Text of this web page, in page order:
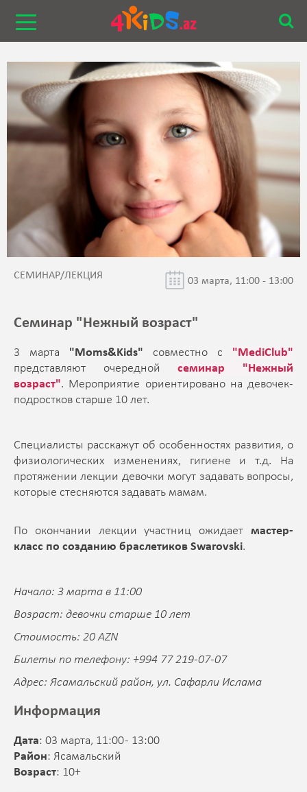
СЕМИНАР/ЛЕКЦИЯ 03 марта, 11:00 - 13:00
Семинар "Нежный возраст"
3 марта "Moms&Kids" совместно с "MediClub"
представляют очереднойсеминар "Нежный
возраст". Мероприятие ориентировано на девочек-
подростков старше 10 лет.
Специалисты расскажут об особенностях развития, о
физиологических изменениях, гигиене и т.д. На
протяжении лекции девочки могут задавать вопросы,
которые стесняются задавать мамам.
По окончании лекции участниц ожидает мастер-
класс по созданию браслетиков Swarovski.
Начало: 3 марта в 11:00
Возраст: девочки старше 10 лет
Стоимость: 20 AZN
Билеты по телефону: +994 77 219-07-07
Адрес: Ясамальский район, ул. Сафарли Ислама
Информация
Дата: 03 марта, 11:00 - 13:00
Район: Ясамальский
Возраст: 10+